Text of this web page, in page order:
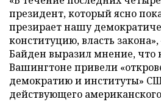
президент, который ясно
презирает нашу
конституцию, власть
Байден выразил мнение,
Вашингтоне привели
демократию и институты»
действующего